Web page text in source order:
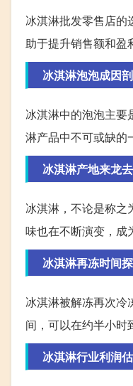
冰淇淋批发零售店
助于提升销售额和盈
冰淇淋泡泡成因
冰淇淋中的泡泡主
淋产品中不可或缺的
冰淇淋产地来龙
冰淇淋，不论是称之
味也在不断演变，成
冰淇淋再冻时间
冰淇淋被解冻再次
间，可以在约半小时
冰淇淋行业利润